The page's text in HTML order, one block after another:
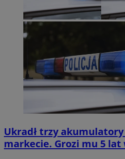
Ukradł trzy
markecie. Grozi mu 5 lat